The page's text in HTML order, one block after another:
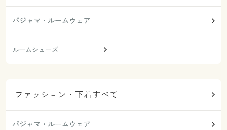
パジャマ・ルームウェア
ルームシューズ
ファッション・下着すべて
パジャマ・ルームウェア